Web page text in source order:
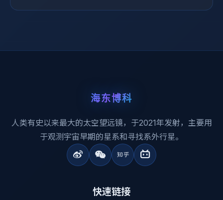
海东博科
人类有史以来最大的太空望远镜，于2021年发射，主要用
于观测宇宙早期的星系和寻找系外行星。
快速链接